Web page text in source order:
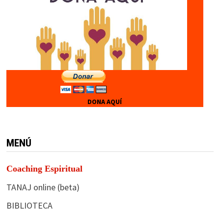
DONA AQUÍ
MENÚ
Coaching Espiritual
TANAJ online (beta)
BIBLIOTECA